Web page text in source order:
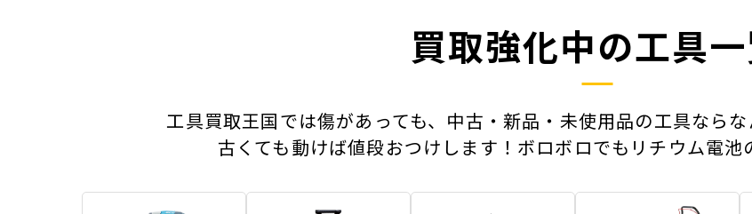
買取強化中の工具
工具買取王国では傷があっても、中古・新品・未使用品の工具なら
古くても動けば値段おつけします！ボロボロでもリチウム電池